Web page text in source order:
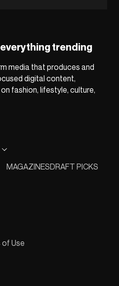
trending
media that produces and
digital content,
fashion, lifestyle, culture,
MAGAZINESDRAFT PICKS
of Use